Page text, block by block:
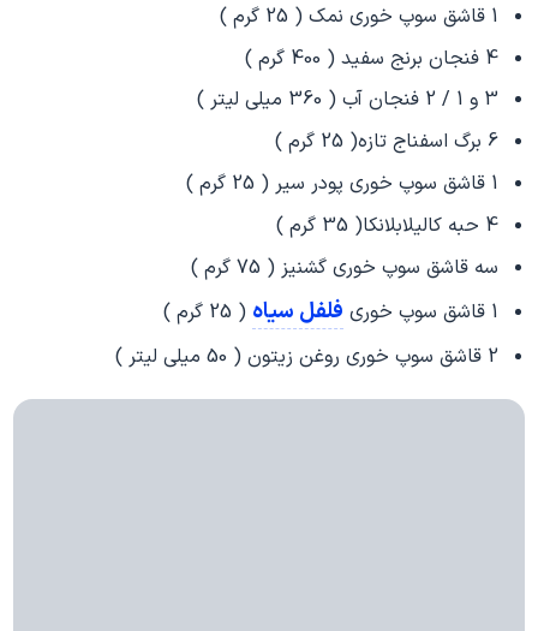
1 قاشق سوپ خوری نمک ( 25 گرم )
4 فنجان برنج سفید ( 400 گرم )
3 و 1 / 2 فنجان آب ( 360 میلی لیتر )
6 برگ اسفناج تازه( 25 گرم )
1 قاشق سوپ خوری پودر سیر ( 25 گرم )
4 حبه کالیلابلانکا( 35 گرم )
سه قاشق سوپ خوری گشنیز ( 75 گرم )
1 قاشق سوپ خوری
فلفل سیاه ( 25 گرم )
2 قاشق سوپ خوری روغن زیتون ( 50 میلی لیتر )